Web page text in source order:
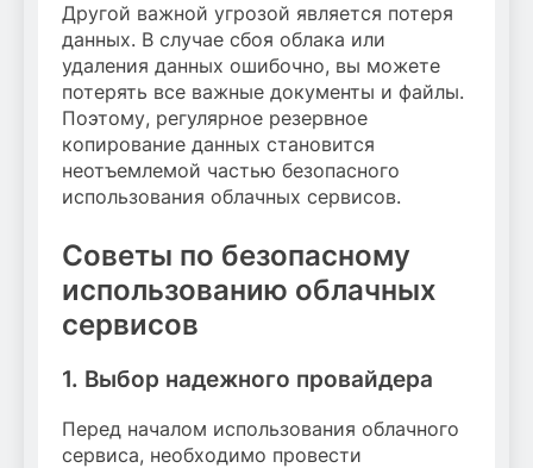
Другой важной угрозой является потеря
данных. В случае сбоя облака или
удаления данных ошибочно, вы можете
потерять все важные документы и файлы.
Поэтому, регулярное резервное
копирование данных становится
неотъемлемой частью безопасного
использования облачных сервисов.
Советы по безопасному
использованию облачных
сервисов
1. Выбор надежного провайдера
Перед началом использования облачного
сервиса, необходимо провести